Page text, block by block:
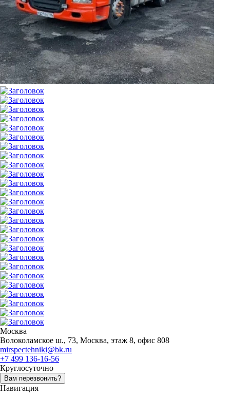
Москва
Волоколамское ш., 73, Москва, этаж 8, офис 808
mirspectehniki@bk.ru
+7 499 136-16-56
Круглосуточно
Вам перезвонить?
Навигация